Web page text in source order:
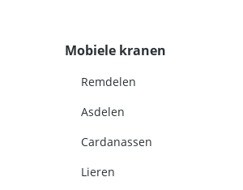
Mobiele kranen
Remdelen
Asdelen
Cardanassen
Lieren